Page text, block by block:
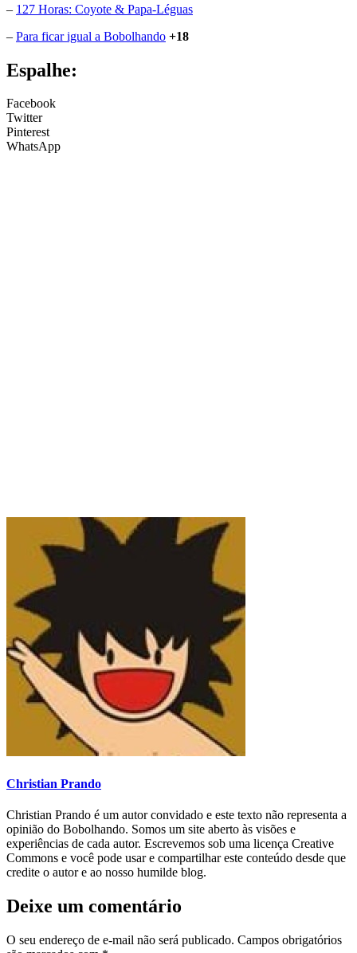
– 127 Horas: Coyote & Papa-Léguas
– Para ficar igual a Bobolhando +18
Espalhe:
Facebook
Twitter
Pinterest
WhatsApp
Christian Prando
Christian Prando é um autor convidado e este texto não representa a
opinião do Bobolhando. Somos um site aberto às visões e
experiências de cada autor. Escrevemos sob uma licença Creative
Commons e você pode usar e compartilhar este conteúdo desde que
credite o autor e ao nosso humilde blog.
Deixe um comentário
O seu endereço de e-mail não será publicado. Campos obrigatórios